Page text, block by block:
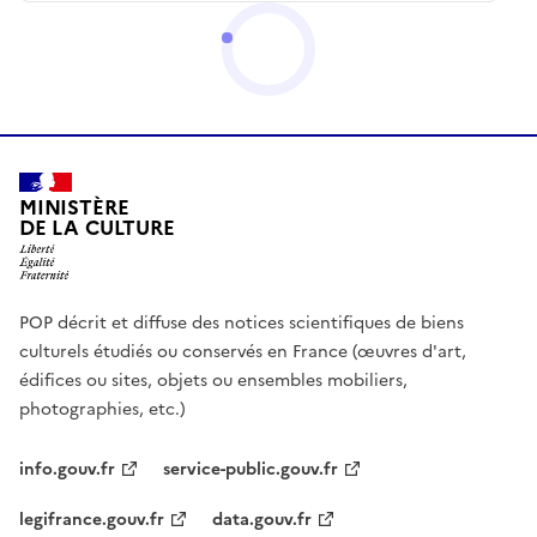
MINISTÈRE
DE LA CULTURE
POP décrit et diffuse des notices scientifiques de biens
culturels étudiés ou conservés en France (œuvres d'art,
édifices ou sites, objets ou ensembles mobiliers,
photographies, etc.)
info.gouv.fr
service-public.gouv.fr
legifrance.gouv.fr
data.gouv.fr